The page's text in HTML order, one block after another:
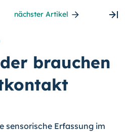
nächster Artikel
brauchen
sensorische Erfassung im